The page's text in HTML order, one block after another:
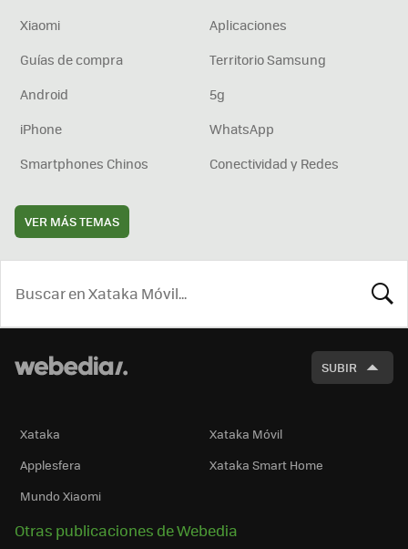
Xiaomi
Aplicaciones
Guías de compra
Territorio Samsung
Android
5g
iPhone
WhatsApp
Smartphones Chinos
Conectividad y Redes
VER MÁS TEMAS
SUBIR
Xataka
Xataka Móvil
Applesfera
Xataka Smart Home
Mundo Xiaomi
Otras publicaciones de Webedia